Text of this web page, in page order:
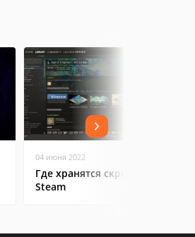
04 июня 2022
Где хранятся скриншоты в
Steam